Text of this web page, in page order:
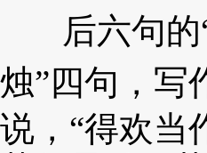
后六句的“
烛”四句，写
说，“得欢当